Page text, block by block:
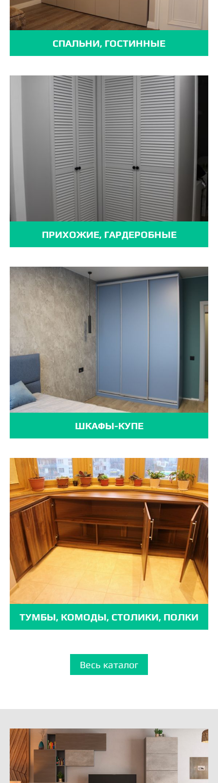
СПАЛЬНИ, ГОСТИННЫЕ
ПРИХОЖИЕ, ГАРДЕРОБНЫЕ
ШКАФЫ-КУПЕ
ТУМБЫ, КОМОДЫ, СТОЛИКИ, ПОЛКИ
Весь каталог